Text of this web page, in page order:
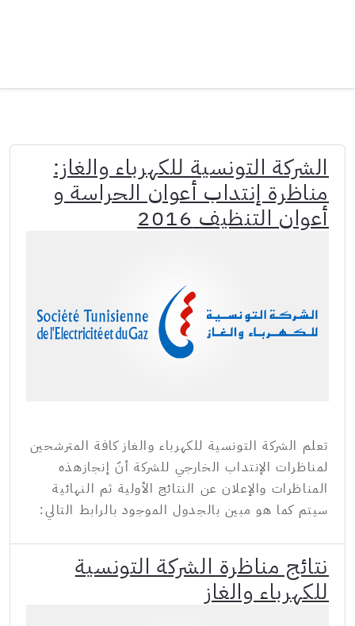
الشركة التونسية للكهرباء والغاز:
مناظرة إنتداب أعوان الحراسة و
أعوان التنظيف 2016
تعلم الشركة التونسية للكهرباء والغاز كافة المترشحين
لمناظرات الإنتداب الخارجي للشركة أنّ إنجازهذه
المناظرات والإعلان عن النتائج الأولية ثم النهائية
سيتم كما هو مبين بالجدول الموجود بالرابط التالي:
نتائج مناظرة الشركة التونسية
للكهرباء والغاز